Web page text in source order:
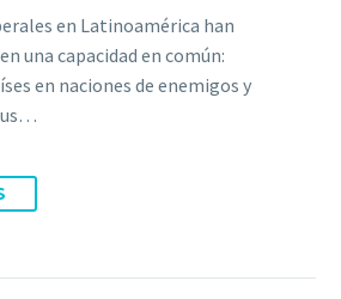
en Latinoamérica han
una capacidad en común:
en naciones de enemigos y